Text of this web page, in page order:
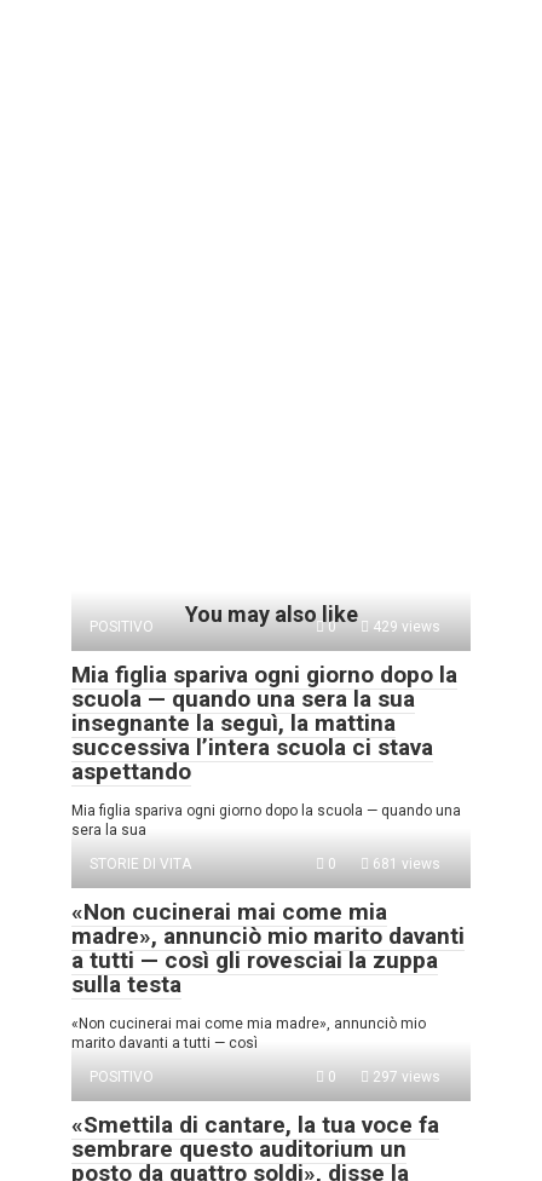
You may also like
POSITIVO 0 429 views
Mia figlia spariva ogni giorno dopo la
scuola — quando una sera la sua
insegnante la seguì, la mattina
successiva l’intera scuola ci stava
aspettando
Mia figlia spariva ogni giorno dopo la scuola — quando una
sera la sua
STORIE DI VITA
0 681 views
«Non cucinerai mai come mia
madre», annunciò mio marito davanti
a tutti — così gli rovesciai la zuppa
sulla testa
«Non cucinerai mai come mia madre», annunciò mio
marito davanti a tutti — così
POSITIVO
0 297 views
«Smettila di cantare, la tua voce fa
sembrare questo auditorium un
posto da quattro soldi», disse la